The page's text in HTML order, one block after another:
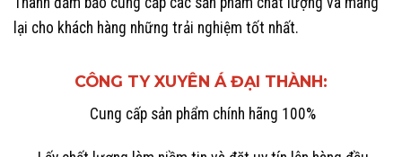
lại cho khách hàng những trải nghiệm tốt nhất.
CÔNG TY XUYÊN Á ĐẠI THÀNH:
Cung cấp sản phẩm chính hãng 100%